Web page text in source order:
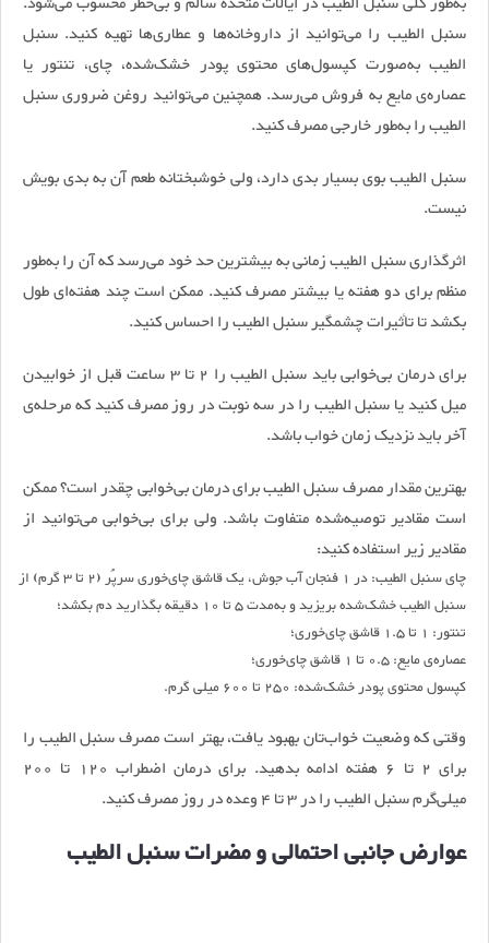
سنبل الطیب را می‌توانید از داروخانه‌ها و عطاری‌ها تهیه کنید. سنبل
الطیب به‌صورت کپسول‌های محتوی پودر خشک‌شده، چای، تنتور یا
عصاره‌ی مایع به فروش می‌رسد. همچنین می‌توانید روغن ضروری سنبل
الطیب را به‌طور خارجی مصرف کنید.
سنبل الطیب بوی بسیار بدی دارد، ولی خوشبختانه طعم آن به بدی بویش
نیست.
اثرگذاری سنبل الطیب زمانی به بیشترین حد خود می‌رسد که آن را به‌طور
منظم برای دو هفته یا بیشتر مصرف کنید. ممکن است چند هفته‌ای طول
بکشد تا تأثیرات چشمگیر سنبل الطیب را احساس کنید.
برای درمان بی‌خوابی باید سنبل الطیب را 2 تا 3 ساعت قبل از خوابیدن
میل کنید یا سنبل الطیب را در سه نوبت در روز مصرف کنید که مرحله‌ی
آخر باید نزدیک زمان خواب باشد.
بهترین مقدار مصرف سنبل الطیب برای درمان بی‌خوابی چقدر است؟ ممکن
است مقادیر توصیه‌شده متفاوت باشد. ولی برای بی‌خوابی می‌توانید از
مقادیر زیر استفاده کنید:
چای سنبل الطیب: در 1 فنجان آب جوش، یک قاشق چای‌خوری سرپُر (2 تا 3 گرم) از
سنبل‌ الطیب خشک‌شده بریزید و به‌مدت 5 تا 10 دقیقه بگذارید دم بکشد؛
تنتور: 1 تا 1.5 قاشق چای‌خوری؛
عصاره‌ی مایع: 0.5 تا 1 قاشق چای‌خوری؛
کپسول محتوی پودر خشک‌شده: 250 تا 600 میلی گرم
.
وقتی که وضعیت خواب‌تان بهبود یافت، بهتر است مصرف سنبل الطیب را
برای 2 تا 6 هفته ادامه بدهید. برای درمان اضطراب 120 تا 200
میلی‌گرم سنبل الطیب را در 3 تا 4 وعده در روز مصرف کنید.
عوارض جانبی احتمالی و مضرات سنبل الطیب